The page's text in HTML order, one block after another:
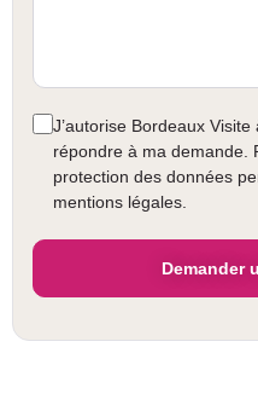
J’autorise Bordeaux
répondre à ma demande.
protection des données
mentions légales.